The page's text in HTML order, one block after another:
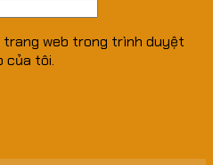
trang web trong trình duyệt
của tôi.